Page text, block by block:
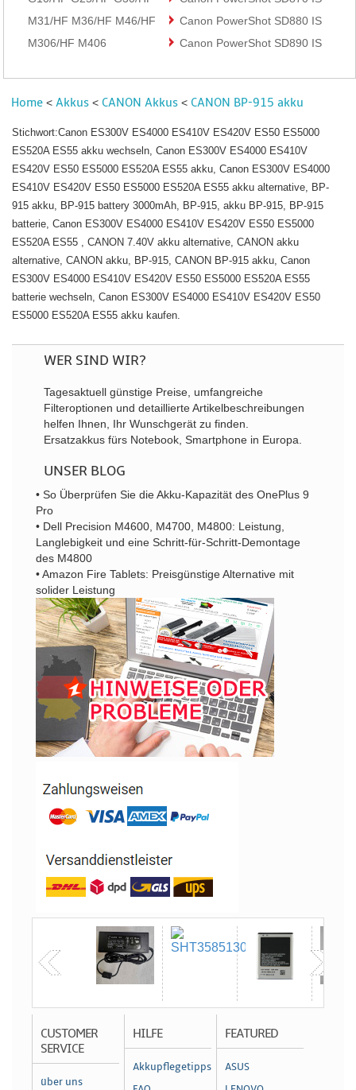
M31/HF M36/HF M46/HF
M306/HF M406
Canon PowerShot SD880 IS
Canon PowerShot SD890 IS
Home <Akkus < CANON Akkus < CANON BP-915 akku
Stichwort:Canon ES300V ES4000 ES410V ES420V ES50 ES5000
ES520A ES55 akku wechseln, Canon ES300V ES4000 ES410V
ES420V ES50 ES5000 ES520A ES55 akku, Canon ES300V ES4000
ES410V ES420V ES50 ES5000 ES520A ES55 akku alternative, BP-
915 akku, BP-915 battery 3000mAh, BP-915, akku BP-915, BP-915
batterie, Canon ES300V ES4000 ES410V ES420V ES50 ES5000
ES520A ES55 , CANON 7.40V akku alternative, CANON akku
alternative, CANON akku, BP-915, CANON BP-915 akku, Canon
ES300V ES4000 ES410V ES420V ES50 ES5000 ES520A ES55
batterie wechseln, Canon ES300V ES4000 ES410V ES420V ES50
ES5000 ES520A ES55 akku kaufen.
WER SIND WIR?
Tagesaktuell günstige Preise, umfangreiche
Filteroptionen und detaillierte Artikelbeschreibungen
helfen Ihnen, Ihr Wunschgerät zu finden.
Ersatzakkus fürs Notebook, Smartphone in Europa.
UNSER BLOG
• So Überprüfen Sie die Akku-Kapazität des OnePlus 9
Pro
• Dell Precision M4600, M4700, M4800: Leistung,
Langlebigkeit und eine Schritt-für-Schritt-Demontage
des M4800
• Amazon Fire Tablets: Preisgünstige Alternative mit
solider Leistung
CUSTOMER
SERVICE
über uns
HILFE
Akkupflegetipps
FEATURED
ASUS